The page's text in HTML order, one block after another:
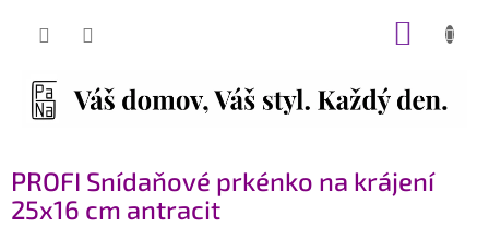
PROFI Snídaňové prkénko na krájení
25x16 cm antracit